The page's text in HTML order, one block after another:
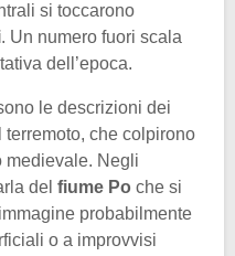
si toccarono
. Un numero fuori scala
dell’epoca.
le descrizioni dei
che colpirono
medievale. Negli
del fiume Po che si
probabilmente
o a improvvisi